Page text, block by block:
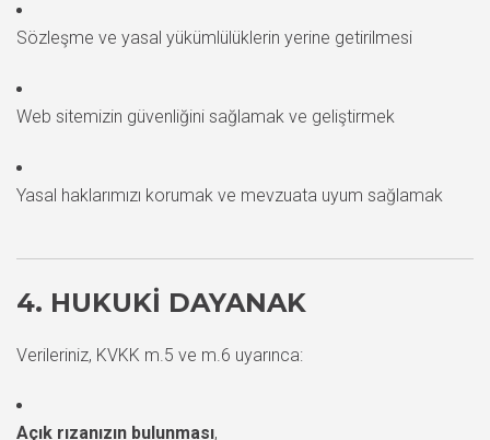
Sözleşme ve yasal yükümlülüklerin yerine getirilmesi
Web sitemizin güvenliğini sağlamak ve geliştirmek
Yasal haklarımızı korumak ve mevzuata uyum sağlamak
4. HUKUKI DAYANAK
Verileriniz, KVKK m.5 ve m.6 uyarınca:
Açık rızanızın bulunması,